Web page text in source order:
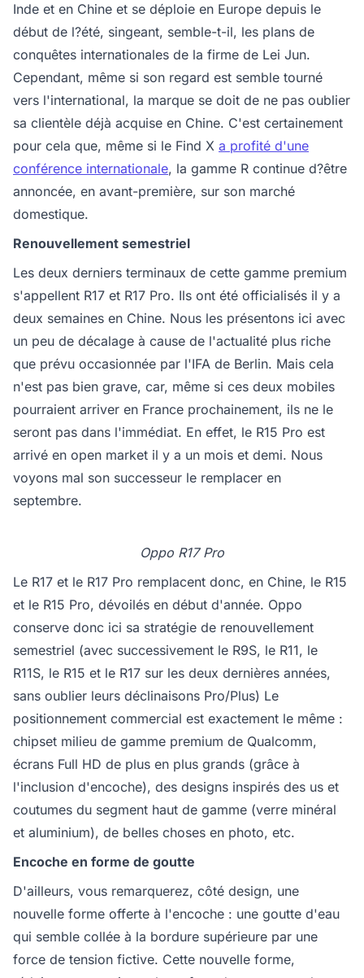
Inde et en Chine et se déploie en Europe depuis le
début de l?été, singeant, semble-t-il, les plans de
conquêtes internationales de la firme de Lei Jun.
Cependant, même si son regard est semble tourné
vers l'international, la marque se doit de ne pas oublier
sa clientèle déjà acquise en Chine. C'est certainement
pour cela que, même si le Find X a profité d'une
conférence internationale, la gamme R continue d?être
annoncée, en avant-première, sur son marché
domestique.
Renouvellement semestriel
Les deux derniers terminaux de cette gamme premium
s'appellent R17 et R17 Pro. Ils ont été officialisés il y a
deux semaines en Chine. Nous les présentons ici avec
un peu de décalage à cause de l'actualité plus riche
que prévu occasionnée par l'IFA de Berlin. Mais cela
n'est pas bien grave, car, même si ces deux mobiles
pourraient arriver en France prochainement, ils ne le
seront pas dans l'immédiat. En effet, le R15 Pro est
arrivé en open market il y a un mois et demi. Nous
voyons mal son successeur le remplacer en
septembre.
Oppo R17 Pro
Le R17 et le R17 Pro remplacent donc, en Chine, le R15
et le R15 Pro, dévoilés en début d'année. Oppo
conserve donc ici sa stratégie de renouvellement
semestriel (avec successivement le R9S, le R11, le
R11S, le R15 et le R17 sur les deux dernières années,
sans oublier leurs déclinaisons Pro/Plus) Le
positionnement commercial est exactement le même :
chipset milieu de gamme premium de Qualcomm,
écrans Full HD de plus en plus grands (grâce à
l'inclusion d'encoche), des designs inspirés des us et
coutumes du segment haut de gamme (verre minéral
et aluminium), de belles choses en photo, etc.
Encoche en forme de goutte
D'ailleurs, vous remarquerez, côté design, une
nouvelle forme offerte à l'encoche : une goutte d'eau
qui semble collée à la bordure supérieure par une
force de tension fictive. Cette nouvelle forme,